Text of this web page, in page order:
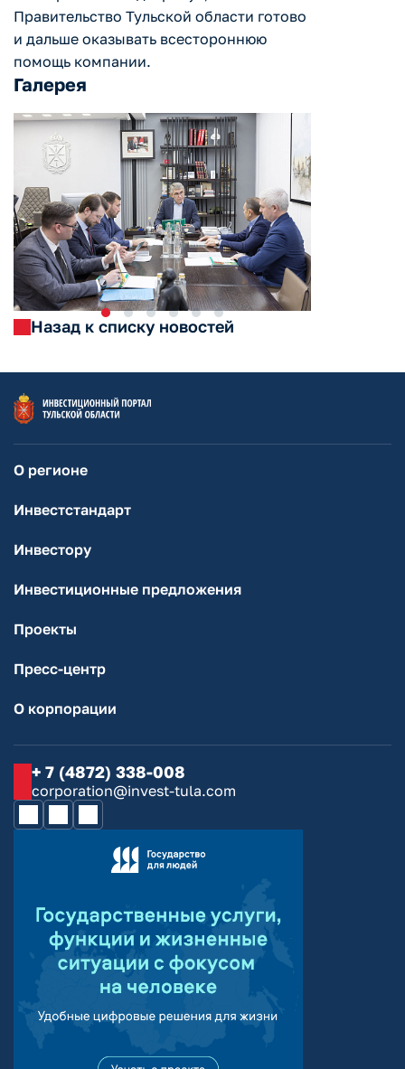
Правительство Тульской области готово
и дальше оказывать всестороннюю
помощь компании.
Галерея
Назад к списку новостей
О регионе
Инвестстандарт
Инвестору
Инвестиционные предложения
Проекты
Пресс-центр
О корпорации
+ 7 (4872) 338-008
corporation@invest-tula.com